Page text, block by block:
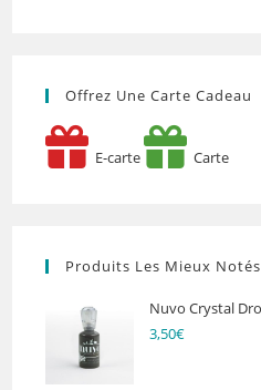
Offrez Une Carte Cadeau
E-carte Carte
Produits Les Mieux Notés
Nuvo Crystal
3,50€